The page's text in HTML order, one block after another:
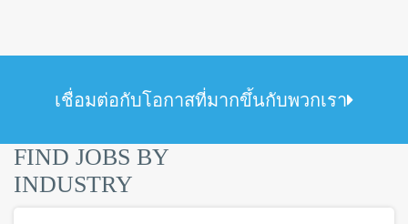
เชื่อมต่อกับโอกาสที่มากขึ้นกับพวกเรา
FIND JOBS BY
INDUSTRY